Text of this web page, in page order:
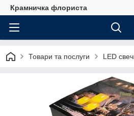
Крамничка флориста
Товари та послуги LED